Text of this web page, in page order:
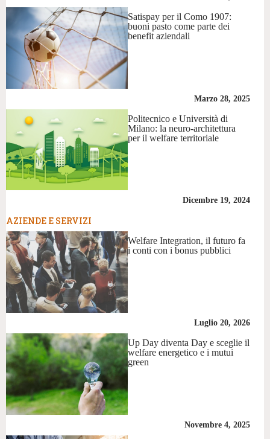
Satispay per il Como 1907:
buoni pasto come parte dei
benefit aziendali
Marzo 28, 2025
Politecnico e Università di
Milano: la neuro-architettura
per il welfare territoriale
Dicembre 19, 2024
AZIENDE E SERVIZI
Welfare Integration, il futuro fa
i conti con i bonus pubblici
Luglio 20, 2026
Up Day diventa Day e sceglie il
welfare energetico e i mutui
green
Novembre 4, 2025